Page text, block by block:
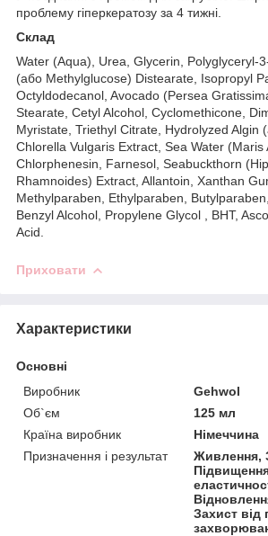
проблему гіперкератозу за 4 тижні.
Склад
Water (Aqua), Urea, Glycerin, Polyglyceryl-
(або Methylglucose) Distearate, Isopropyl
Octyldodecanol, Avocado (Persea
Stearate, Cetyl Alcohol, Cyclomethicone,
Myristate, Triethyl Citrate, Hydrolyzed Algin
Chlorella Vulgaris Extract, Sea Water (Maris
Chlorphenesin, Farnesol, Seabuckthorn
Rhamnoides) Extract, Allantoin, Xanthan
Methylparaben, Ethylparaben,
Benzyl Alcohol, Propylene Glycol , BHT,
Acid.
Приховати
Характеристики
Основні
Виробник
Gehwol
Об`єм
125 мл
Країна виробник
Німеччина
Призначення і результат
Живлення,
Захист від